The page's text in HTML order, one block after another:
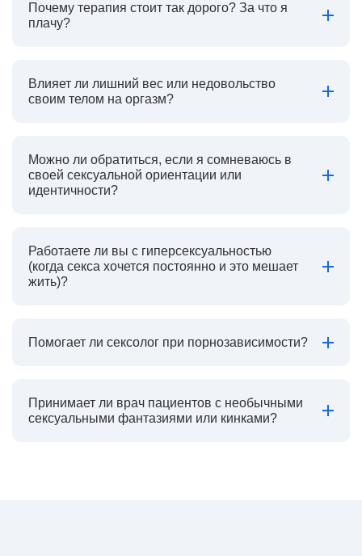
Почему терапия стоит так дорого? За что я
плачу?
Влияет ли лишний вес или недовольство
своим телом на оргазм?
Можно ли обратиться, если я сомневаюсь в
своей сексуальной ориентации или
идентичности?
Работаете ли вы с гиперсексуальностью
(когда секса хочется постоянно и это мешает
жить)?
Помогает ли сексолог при порнозависимости?
Принимает ли врач пациентов с необычными
сексуальными фантазиями или кинками?